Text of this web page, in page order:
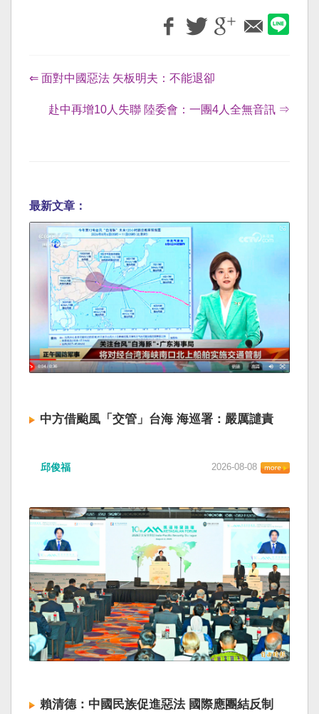
⇐ 面對中國惡法 矢板明夫：不能退卻
赴中再增10人失聯 陸委會：一團4人全無音訊 ⇒
最新文章：
中方借颱風「交管」台海 海巡署：嚴厲譴責
邱俊福 2026-08-08
賴清德：中國民族促進惡法 國際應團結反制